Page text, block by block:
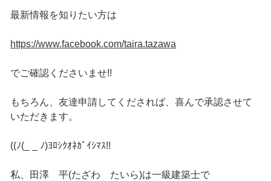
最新情報を知りたい方は
https://www.facebook.com/taira.tazawa
でご確認くださいませ!!
もちろん、友達申請してくだされば、喜んで承認させて
いただきます。
((ﾉ(_ _ ﾉ)ﾖﾛｼｸｵﾈｶﾞｲｼﾏｽ!!
私、田澤 平(たざわ たいら)は一級建築士で